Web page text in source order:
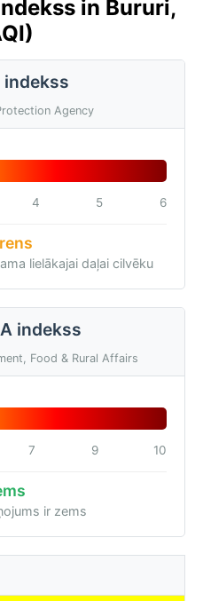
in Bururi,
indekss
Agency
4 5 6
lielākajai daļai cilvēku
indekss
Food & Rural Affairs
7 9 10
ir zems